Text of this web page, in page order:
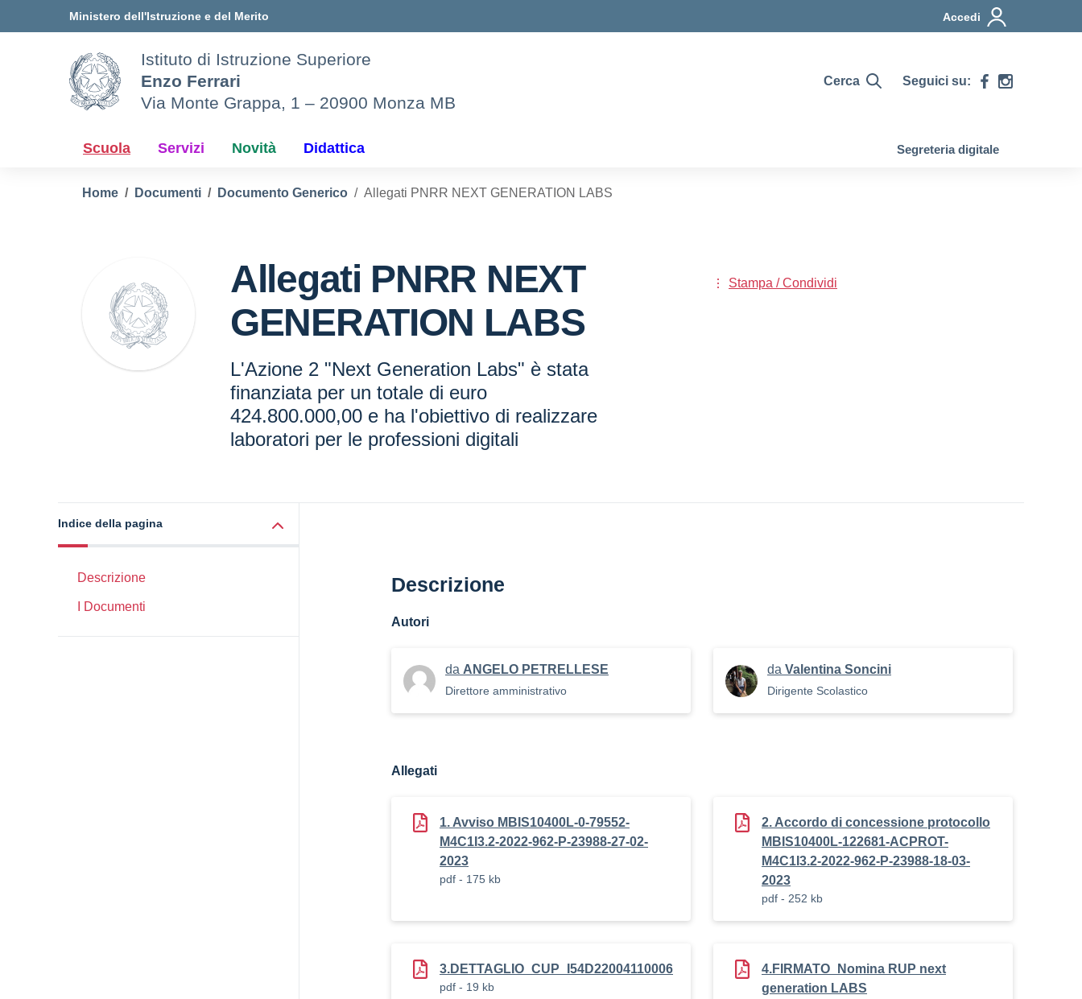
Ministero dell'Istruzione e del Merito Accedi
Istituto di Istruzione Superiore
Enzo Ferrari
Via Monte Grappa, 1 – 20900 Monza MB
Cerca Seguici su:
Scuola Servizi Novità Didattica Segreteria digitale
Home Documenti Documento Generico Allegati PNRR NEXT GENERATION LABS
Allegati PNRR NEXT
GENERATION LABS
L'Azione 2 "Next Generation Labs" è stata
finanziata per un totale di euro
424.800.000,00 e ha l'obiettivo di realizzare
laboratori per le professioni digitali
Stampa / Condividi
Indice della pagina
Descrizione
I Documenti
Descrizione
Autori
da ANGELO PETRELLESE
Direttore amministrativo
da Valentina Soncini
Dirigente Scolastico
Allegati
1. Avviso MBIS10400L-0-79552-
M4C1I3.2-2022-962-P-23988-27-02-
2023
pdf - 175 kb
2. Accordo di concessione protocollo
MBIS10400L-122681-ACPROT-
M4C1I3.2-2022-962-P-23988-18-03-
2023
pdf - 252 kb
3.DETTAGLIO_CUP_I54D22004110006
pdf - 19 kb
4.FIRMATO_Nomina RUP next
generation LABS